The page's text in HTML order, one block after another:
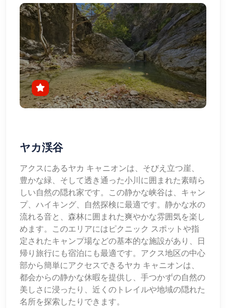
ヤカ渓谷
アクスにあるヤカ キャニオンは、そびえ立つ崖、
豊かな緑、そして透き通った小川に囲まれた素晴ら
しい自然の隠れ家です。この静かな峡谷は、キャン
プ、ハイキング、自然探検に最適です。静かな水の
流れる音と、森林に囲まれた爽やかな雰囲気を楽し
めます。このエリアにはピクニック スポットや指
定されたキャンプ場などの基本的な施設があり、日
帰り旅行にも宿泊にも最適です。アクス地区の中心
部から簡単にアクセスできるヤカ キャニオンは、
都会からの静かな休暇を提供し、手つかずの自然の
美しさに浸ったり、近くのトレイルや地域の隠れた
名所を探索したりできます。